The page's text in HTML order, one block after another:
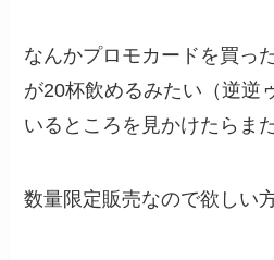
なんかプロモカードを買っ
が20杯飲めるみたい（逆逆
いるところを見かけたらま
数量限定販売なので欲しい